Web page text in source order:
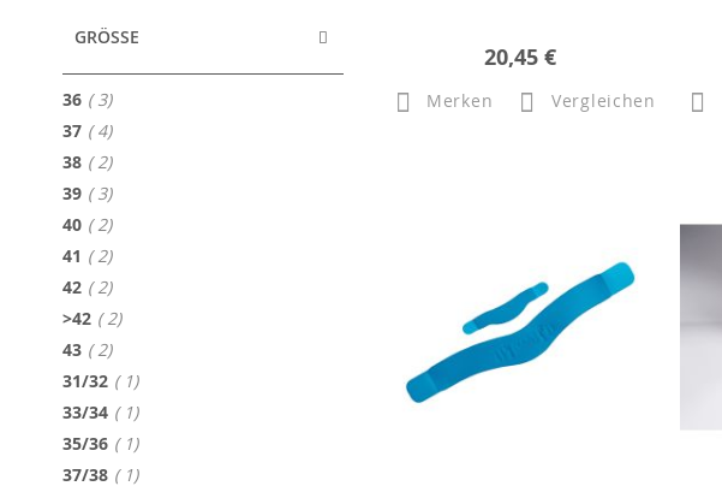
20,45 €
Merken Vergleichen
GRÖSSE
36 3Artikel
37 4Artikel
38 2Artikel
39 3Artikel
40 2Artikel
41 2Artikel
42 2Artikel
>42 2Artikel
43 2Artikel
31/32 1Artikel
33/34 1Artikel
35/36 1Artikel
37/38 1Artikel